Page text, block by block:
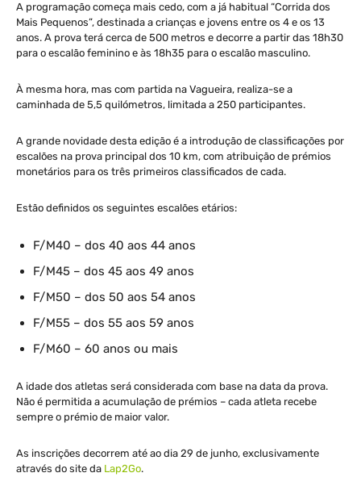
A programação começa mais cedo, com a já habitual “Corrida dos
Mais Pequenos”, destinada a crianças e jovens entre os 4 e os 13
anos. A prova terá cerca de 500 metros e decorre a partir das 18h30
para o escalão feminino e às 18h35 para o escalão masculino.
À mesma hora, mas com partida na Vagueira, realiza-se a
caminhada de 5,5 quilómetros, limitada a 250 participantes.
A grande novidade desta edição é a introdução de classificações por
escalões na prova principal dos 10 km, com atribuição de prémios
monetários para os três primeiros classificados de cada.
Estão definidos os seguintes escalões etários:
F/M40 – dos 40 aos 44 anos
F/M45 – dos 45 aos 49 anos
F/M50 – dos 50 aos 54 anos
F/M55 – dos 55 aos 59 anos
F/M60 – 60 anos ou mais
A idade dos atletas será considerada com base na data da prova.
Não é permitida a acumulação de prémios – cada atleta recebe
sempre o prémio de maior valor.
As inscrições decorrem até ao dia 29 de junho, exclusivamente
através do site da Lap2Go.